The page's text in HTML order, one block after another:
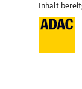
Inhalt